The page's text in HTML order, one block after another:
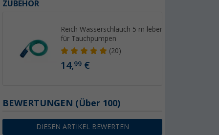
ZUBEHÖR
Reich Wasserschlauch 5 m lebensmittelecht
für Tauchpumpen
(20)
14,99 €
BEWERTUNGEN (Über 100)
DIESEN ARTIKEL BEWERTEN